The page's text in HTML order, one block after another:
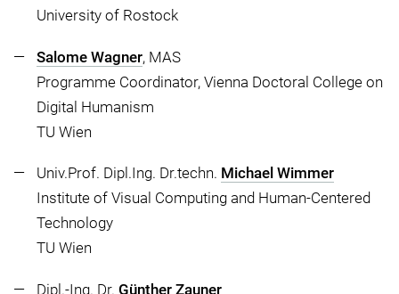
University of Rostock
Salome Wagner, MAS
Programme Coordinator, Vienna Doctoral College on
Digital Humanism
TU Wien
Univ.Prof. Dipl.Ing. Dr.techn. Michael Wimmer
Institute of Visual Computing and Human-Centered
Technology
TU Wien
Dipl.-Ing. Dr.Günther Zauner